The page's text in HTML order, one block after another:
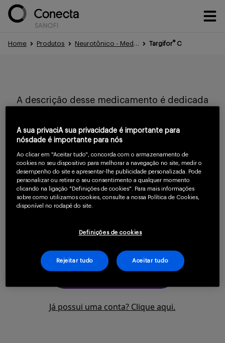
Eventos
Portfólio
Sobre
Home Produtos Neurotônico - Medicamentos - Sanofi Conecta Targifor®C
A descrição desse medicamento é dedicada
Evite a automedicação, procure um médico.
Para continuar
lendo confirme
que você é um
saúde.
CLIQUE AQUI PARA SE
Já possui uma conta? Clique aqui.
A sua privaciA sua privacidade é importante para
nósdade é importante para nós
Ao clicar em "Aceitar tudo", concorda com o armazenamento de
cookies no seu dispositivo para melhorar a navegação no site, medir o
desempenho do site e apresentar-lhe publicidade personalizada. Pode
personalizar ou retirar o seu consentimento a qualquer momento
clicando na ligação "Definições de cookies". Para mais informações
sobre como utilizamos cookies, consulte a nossa Política de Cookies,
disponível no rodapé do site.
Definições de cookies
Rejeitar tudo Aceitar tudo